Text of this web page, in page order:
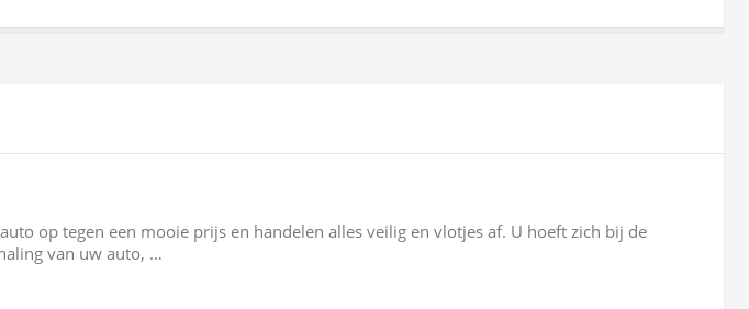
op tegen een mooie prijs en handelen alles veilig en vlotjes af. U hoeft zich bij de
van uw auto, …